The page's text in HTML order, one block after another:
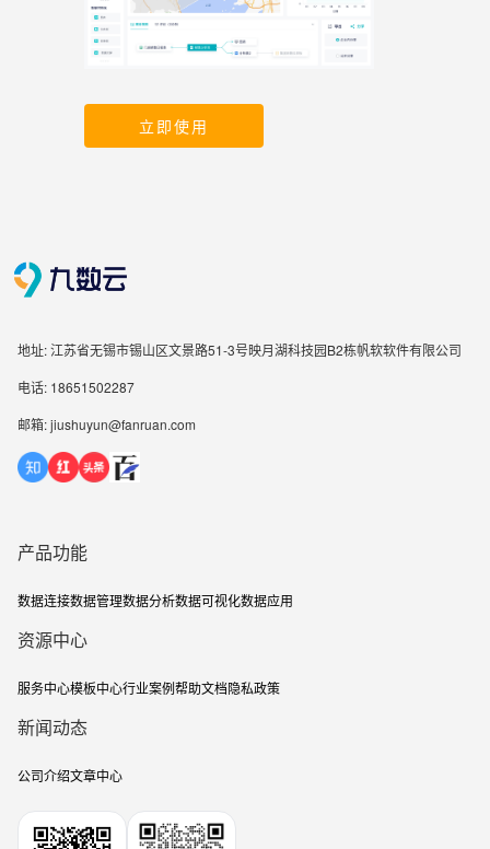
立即使用
地址: 江苏省无锡市锡山区文景路51-3号映月湖科技园B2栋帆软软件有限公司
电话: 18651502287
邮箱: jiushuyun@fanruan.com
产品功能
数据连接数据管理数据分析数据可视化数据应用
资源中心
服务中心模板中心行业案例帮助文档隐私政策
新闻动态
公司介绍文章中心